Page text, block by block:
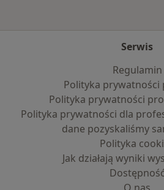
Serwis
Regulamin
Polityka prywatności
Polityka prywatności
Polityka prywatności dla
dane pozyskaliśmy
Polityka
Jak działają wyniki
Dostępność